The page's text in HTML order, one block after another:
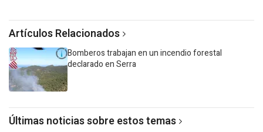
Artículos Relacionados
Bomberos trabajan en un incendio forestal
declarado en Serra
Últimas noticias sobre estos temas